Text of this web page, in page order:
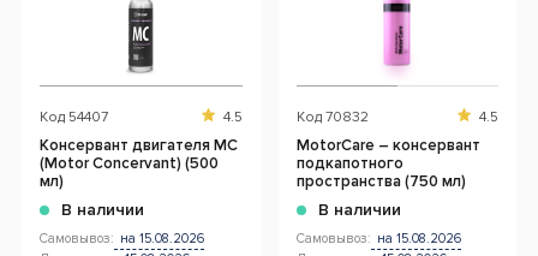
Код 54407 4.5
Консервант двигателя MC
(Motor Concervant) (500
мл)
В наличии
Самовывоз: на 15.08.2026
Код 70832 4.5
MotorCare – консервант
подкапотного
пространства (750 мл)
В наличии
Самовывоз: на 15.08.2026